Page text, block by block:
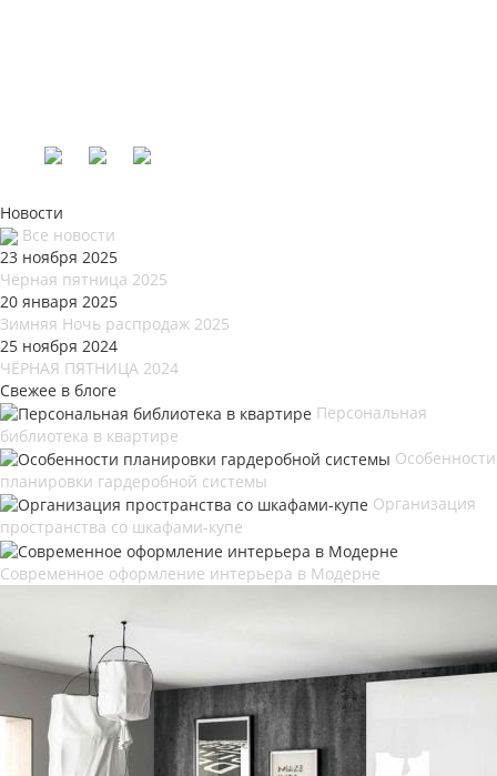
Новости
Все новости
23 ноября 2025
Чёрная пятница 2025
20 января 2025
Зимняя Ночь распродаж 2025
25 ноября 2024
ЧЁРНАЯ ПЯТНИЦА 2024
Свежее в блоге
Персональная
библиотека в квартире
Особенности
планировки гардеробной системы
Организация
пространства со шкафами-купе
Современное оформление интерьера в Модерне